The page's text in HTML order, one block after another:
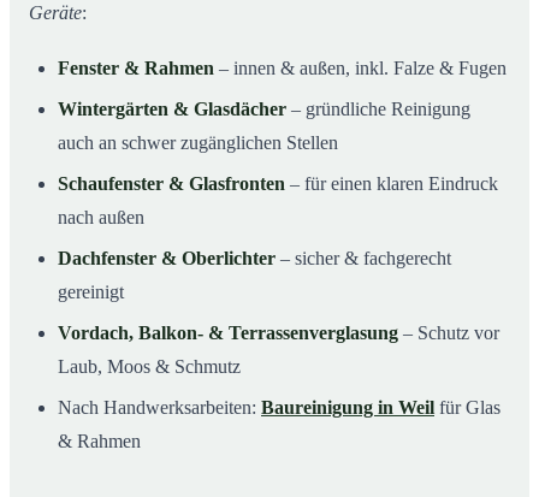
Geräte:
Fenster & Rahmen – innen & außen, inkl. Falze & Fugen
Wintergärten & Glasdächer – gründliche Reinigung
auch an schwer zugänglichen Stellen
Schaufenster & Glasfronten – für einen klaren Eindruck
nach außen
Dachfenster & Oberlichter – sicher & fachgerecht
gereinigt
Vordach, Balkon- & Terrassenverglasung – Schutz vor
Laub, Moos & Schmutz
Nach Handwerksarbeiten: Baureinigung in Weil für Glas
& Rahmen